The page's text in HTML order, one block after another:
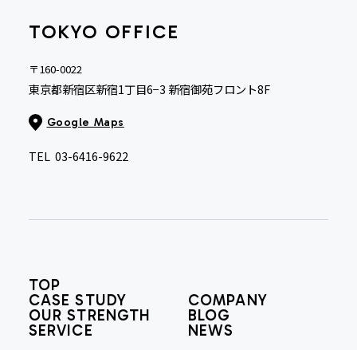
TOKYO OFFICE
〒160-0022
東京都新宿区新宿1丁目6−3 新宿御苑フロント8F
Google Maps
TEL 03-6416-9622
TOP
CASE STUDY
OUR STRENGTH
SERVICE
COMPANY
BLOG
NEWS